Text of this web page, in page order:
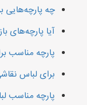
چه
آیا پارچه‌های
پارچه مناسب
برای لباس
پارچه مناسب